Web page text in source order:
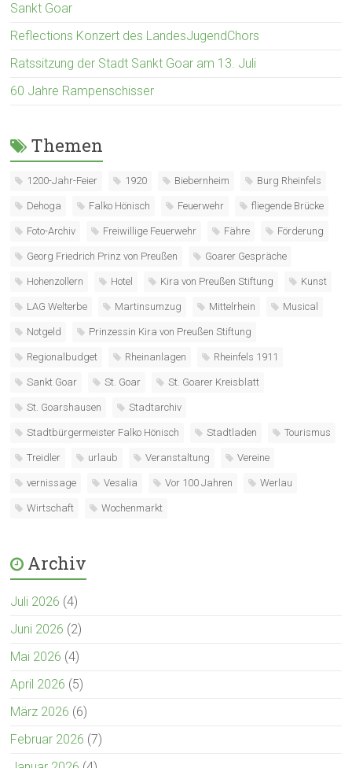
Sankt Goar
Reflections Konzert des LandesJugendChors
Ratssitzung der Stadt Sankt Goar am 13. Juli
60 Jahre Rampenschisser
Themen
1200-Jahr-Feier 1920 Biebernheim Burg Rheinfels
Dehoga Falko Hönisch Feuerwehr fliegende Brücke
Foto-Archiv Freiwillige Feuerwehr Fähre Förderung
Georg Friedrich Prinz von Preußen Goarer Gespräche
Hohenzollern Hotel Kira von Preußen Stiftung Kunst
LAG Welterbe Martinsumzug Mittelrhein Musical
Notgeld Prinzessin Kira von Preußen Stiftung
Regionalbudget Rheinanlagen Rheinfels 1911
Sankt Goar St. Goar St. Goarer Kreisblatt
St. Goarshausen Stadtarchiv
Stadtbürgermeister Falko Hönisch Stadtladen Tourismus
Treidler urlaub Veranstaltung Vereine
vernissage Vesalia Vor 100 Jahren Werlau
Wirtschaft Wochenmarkt
Archiv
Juli 2026 (4)
Juni 2026 (2)
Mai 2026 (4)
April 2026 (5)
März 2026 (6)
Februar 2026 (7)